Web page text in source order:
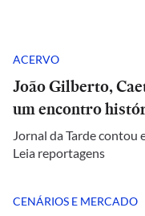
ACERVO
João Gilberto,
um encontro
Jornal da Tarde contou
Leia reportagens
CENÁRIOS E MERCADO